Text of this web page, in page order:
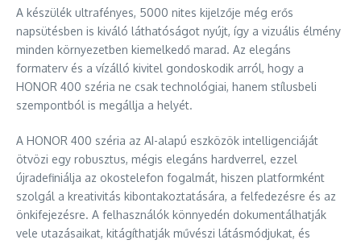
A készülék ultrafényes, 5000 nites kijelzője még erős
napsütésben is kiváló láthatóságot nyújt, így a vizuális élmény
minden környezetben kiemelkedő marad. Az elegáns
formaterv és a vízálló kivitel gondoskodik arról, hogy a
HONOR 400 széria ne csak technológiai, hanem stílusbeli
szempontból is megállja a helyét.
A HONOR 400 széria az AI-alapú eszközök intelligenciáját
ötvözi egy robusztus, mégis elegáns hardverrel, ezzel
újradefiniálja az okostelefon fogalmát, hiszen platformként
szolgál a kreativitás kibontakoztatására, a felfedezésre és az
önkifejezésre. A felhasználók könnyedén dokumentálhatják
vele utazásaikat, kitágíthatják művészi látásmódjukat, és